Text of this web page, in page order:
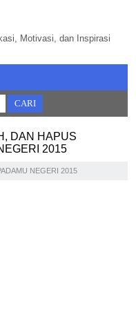
Motivasi, dan Inspirasi
DAN HAPUS
2015
NEGERI 2015